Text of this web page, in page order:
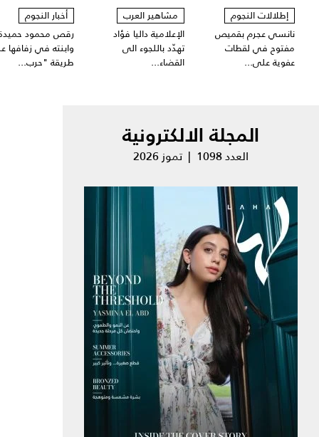
إطلالات النجوم
نانسي عجرم بقميص
مفتوح في لقطات
عفوية على...
مشاهير العرب
الإعلامية داليا فؤاد
تهدّد باللجوء الى
القضاء...
أخبار النجوم
رقص محمود
وابنته في زفافها
طريقة "حرب...
المجلة الالكترونية
العدد 1098 | تموز 2026